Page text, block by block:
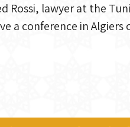
Rossi, lawyer at the
a conference in Algiers